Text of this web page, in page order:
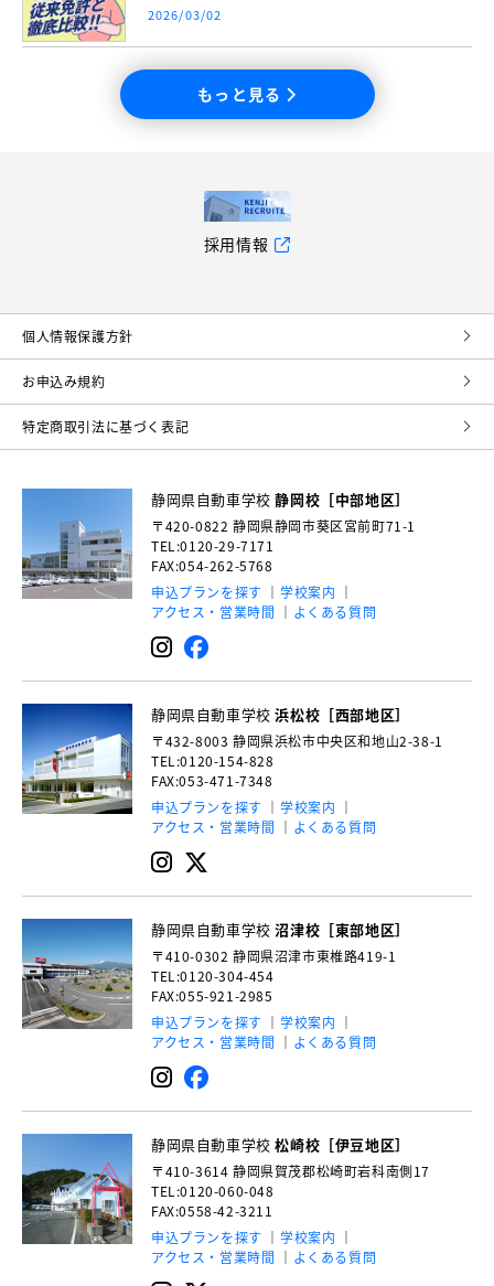
2026/03/02
もっと見る
採用情報
個⼈情報保護⽅針
お申込み規約
特定商取引法に基づく表記
静岡県自動車学校静岡校［中部地区］
〒420-0822 静岡県静岡市葵区宮前町71-1
TEL:0120-29-7171
FAX:054-262-5768
申込プランを探す
学校案内
アクセス・営業時間
よくある質問
静岡県自動車学校浜松校［西部地区］
〒432-8003 静岡県浜松市中央区和地山2-38-1
TEL:0120-154-828
FAX:053-471-7348
申込プランを探す
学校案内
アクセス・営業時間
よくある質問
静岡県自動車学校沼津校［東部地区］
〒410-0302 静岡県沼津市東椎路419-1
TEL:0120-304-454
FAX:055-921-2985
申込プランを探す
学校案内
アクセス・営業時間
よくある質問
静岡県自動車学校松崎校［伊豆地区］
〒410-3614 静岡県賀茂郡松崎町岩科南側17
TEL:0120-060-048
FAX:0558-42-3211
申込プランを探す
学校案内
アクセス・営業時間
よくある質問